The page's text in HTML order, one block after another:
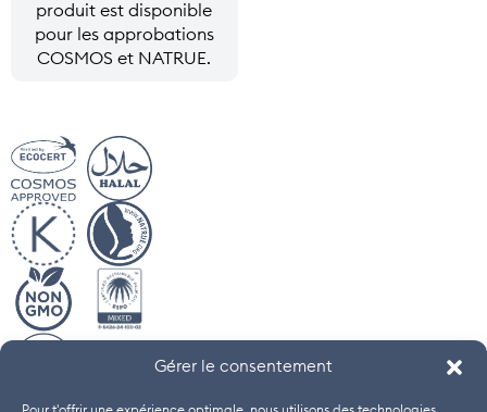
Gérer le consentement
produit est disponible
pour les approbations
COSMOS et NATRUE.